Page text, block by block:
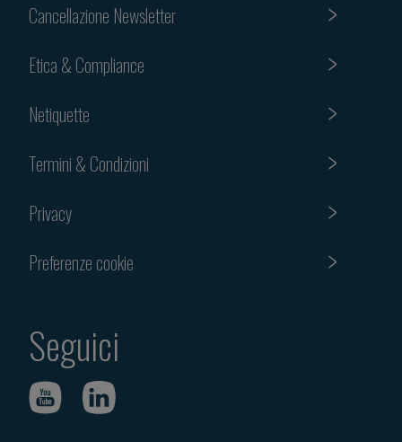
Cancellazione Newsletter
Etica & Compliance
Netiquette
Termini & Condizioni
Privacy
Preferenze cookie
Seguici